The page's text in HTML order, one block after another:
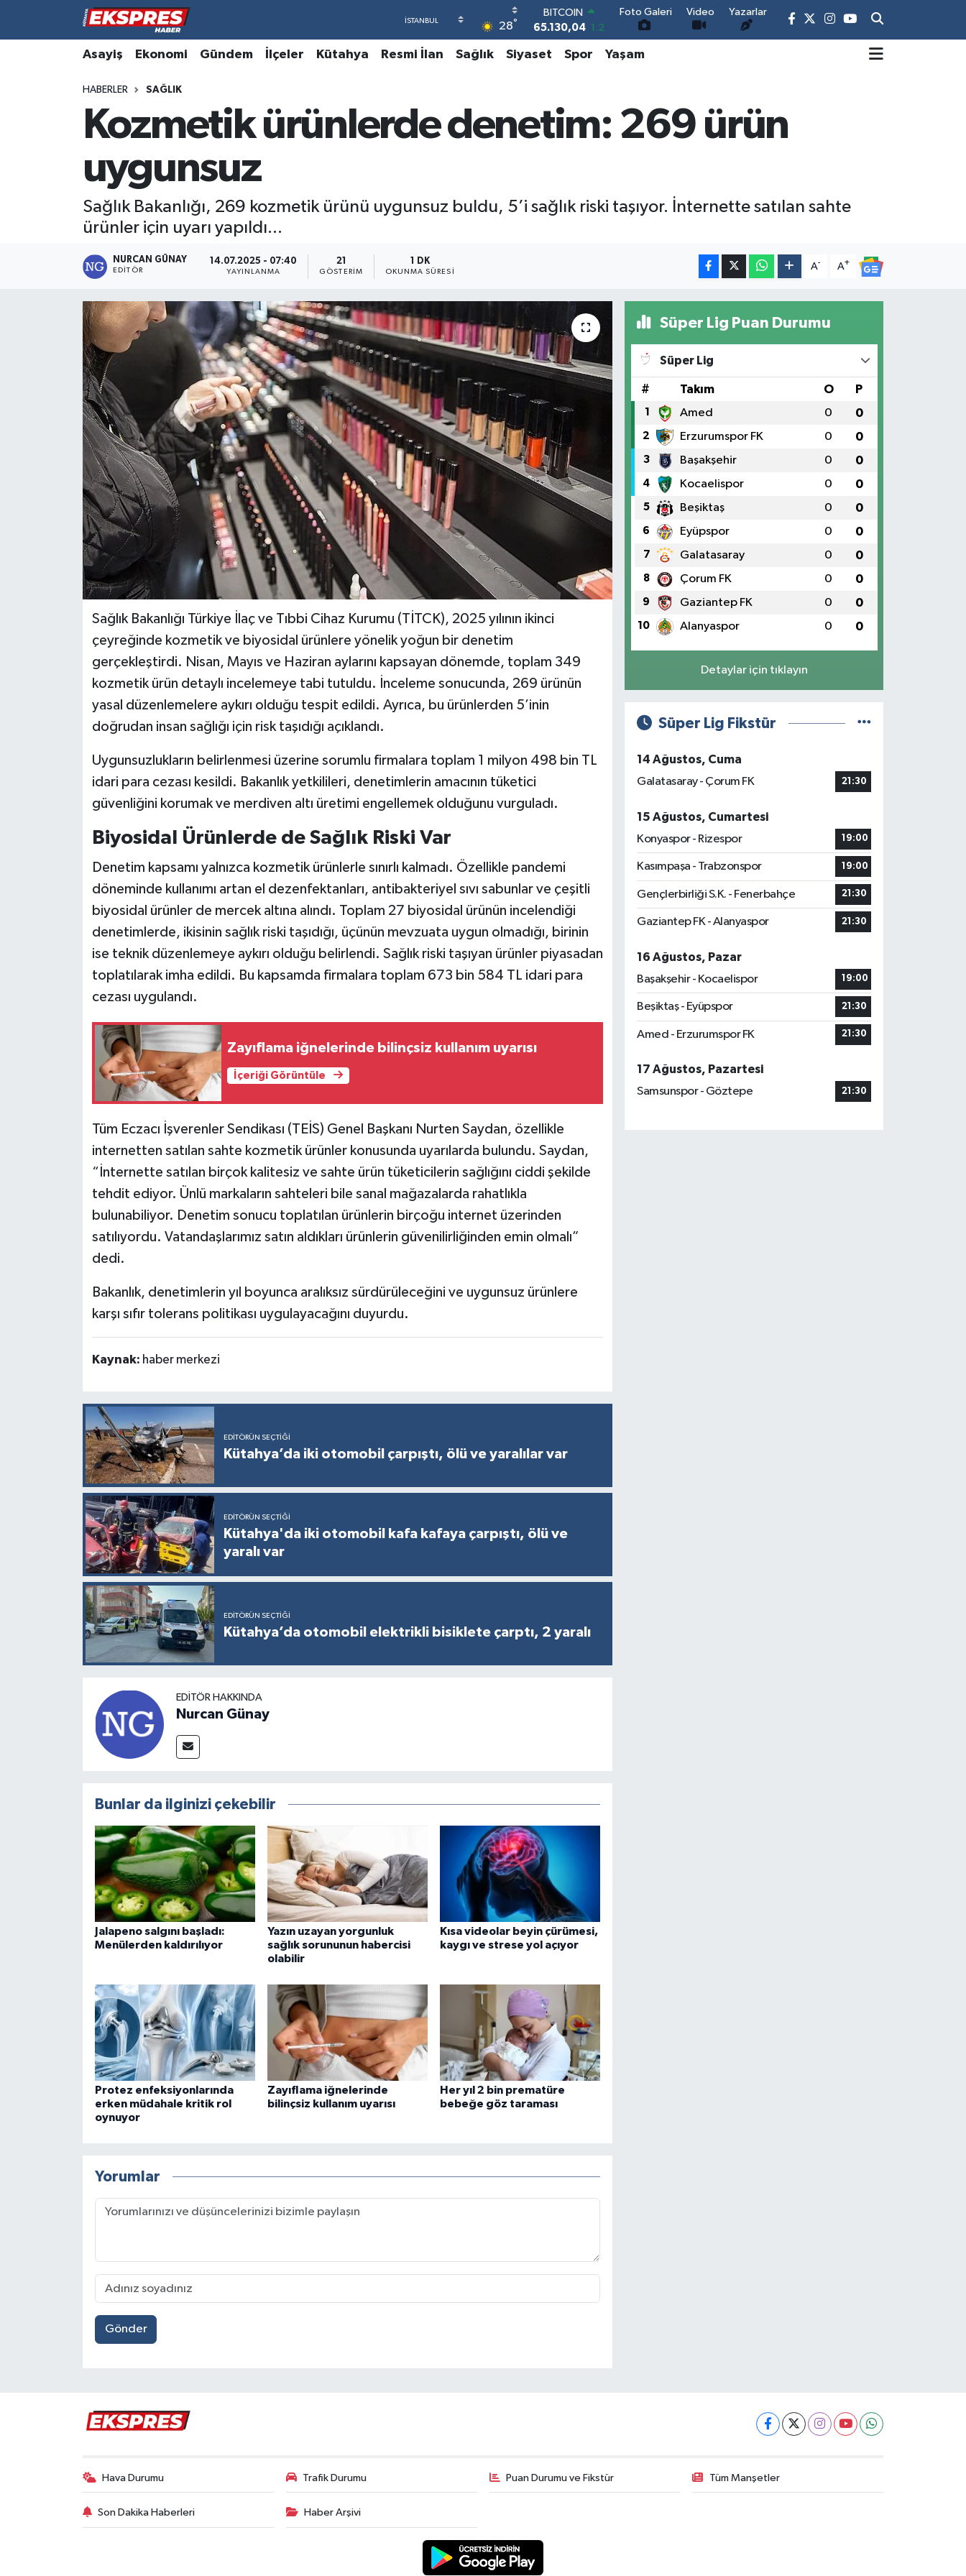
28°
BITCOIN
65.130,04 1.2
DOLAR
47,7106 0.17
64,4046 0.35
GRAM ALTIN
Foto Galeri Video Yazarlar
Asayiş Ekonomi Gündem İlçeler Kütahya Resmi İlan Sağlık Siyaset Spor Yaşam
HABERLER SAĞLIK
Kozmetik ürünlerde denetim: 269 ürün
uygunsuz
Sağlık Bakanlığı, 269 kozmetik ürünü uygunsuz buldu, 5’i sağlık riski taşıyor. İnternette satılan sahte
ürünler için uyarı yapıldı...
NURCAN GÜNAY
EDITÖR
14.07.2025 - 07:40
YAYINLANMA
21
GÖSTERIM
1 DK
OKUNMA SÜRESI
A- A+
Sağlık Bakanlığı Türkiye İlaç ve Tıbbi Cihaz Kurumu (TİTCK), 2025 yılının ikinci
çeyreğinde kozmetik ve biyosidal ürünlere yönelik yoğun bir denetim
gerçekleştirdi. Nisan, Mayıs ve Haziran aylarını kapsayan dönemde, toplam 349
kozmetik ürün detaylı incelemeye tabi tutuldu. İnceleme sonucunda, 269 ürünün
yasal düzenlemelere aykırı olduğu tespit edildi. Ayrıca, bu ürünlerden 5’inin
doğrudan insan sağlığı için risk taşıdığı açıklandı.
Uygunsuzlukların belirlenmesi üzerine sorumlu firmalara toplam 1 milyon 498 bin TL
idari para cezası kesildi. Bakanlık yetkilileri, denetimlerin amacının tüketici
güvenliğini korumak ve merdiven altı üretimi engellemek olduğunu vurguladı.
Biyosidal Ürünlerde de Sağlık Riski Var
Denetim kapsamı yalnızca kozmetik ürünlerle sınırlı kalmadı. Özellikle pandemi
döneminde kullanımı artan el dezenfektanları, antibakteriyel sıvı sabunlar ve çeşitli
biyosidal ürünler de mercek altına alındı. Toplam 27 biyosidal ürünün incelendiği
denetimlerde, ikisinin sağlık riski taşıdığı, üçünün mevzuata uygun olmadığı, birinin
ise teknik düzenlemeye aykırı olduğu belirlendi. Sağlık riski taşıyan ürünler piyasadan
toplatılarak imha edildi. Bu kapsamda firmalara toplam 673 bin 584 TL idari para
cezası uygulandı.
Zayıflama iğnelerinde bilinçsiz kullanım uyarısı
İçeriği Görüntüle
Tüm Eczacı İşverenler Sendikası (TEİS) Genel Başkanı Nurten Saydan, özellikle
internetten satılan sahte kozmetik ürünler konusunda uyarılarda bulundu. Saydan,
“İnternette satılan birçok kalitesiz ve sahte ürün tüketicilerin sağlığını ciddi şekilde
tehdit ediyor. Ünlü markaların sahteleri bile sanal mağazalarda rahatlıkla
bulunabiliyor. Denetim sonucu toplatılan ürünlerin birçoğu internet üzerinden
satılıyordu. Vatandaşlarımız satın aldıkları ürünlerin güvenilirliğinden emin olmalı”
dedi.
Bakanlık, denetimlerin yıl boyunca aralıksız sürdürüleceğini ve uygunsuz ürünlere
karşı sıfır tolerans politikası uygulayacağını duyurdu.
Kaynak: haber merkezi
EDITÖRÜN SEÇTIĞI
Kütahya’da iki otomobil çarpıştı, ölü ve yaralılar var
EDITÖRÜN SEÇTIĞI
Kütahya'da iki otomobil kafa kafaya çarpıştı, ölü ve
yaralı var
EDITÖRÜN SEÇTIĞI
Kütahya’da otomobil elektrikli bisiklete çarptı, 2 yaralı
EDITÖR HAKKINDA
Nurcan Günay
Bunlar da ilginizi çekebilir
Jalapeno salgını başladı:
Menülerden kaldırılıyor
Yazın uzayan yorgunluk
sağlık sorununun habercisi
olabilir
Kısa videolar beyin çürümesi,
kaygı ve strese yol açıyor
Protez enfeksiyonlarında
erken müdahale kritik rol
oynuyor
Zayıflama iğnelerinde
bilinçsiz kullanım uyarısı
Her yıl 2 bin prematüre
bebeğe göz taraması
Yorumlar
Gönder
Süper Lig Puan Durumu
Süper Lig
# Takım O P
1 Amed 0 0
2 Erzurumspor FK 0 0
3 Başakşehir 0 0
4 Kocaelispor 0 0
5 Beşiktaş 0 0
6 Eyüpspor 0 0
7 Galatasaray 0 0
8 Çorum FK 0 0
9 Gaziantep FK 0 0
10 Alanyaspor 0 0
Detaylar için tıklayın
Süper Lig Fikstür
14 Ağustos, Cuma
Galatasaray - Çorum FK
21:30
15 Ağustos, Cumartesi
Konyaspor - Rizespor
19:00
Kasımpaşa - Trabzonspor 19:00
Gençlerbirliği S.K. - Fenerbahçe 21:30
Gaziantep FK - Alanyaspor 21:30
16 Ağustos, Pazar
Başakşehir - Kocaelispor
19:00
Beşiktaş - Eyüpspor 21:30
Amed - Erzurumspor FK 21:30
17 Ağustos, Pazartesi
Samsunspor - Göztepe
21:30
Hava Durumu Trafik Durumu Puan Durumu ve Fikstür Tüm Manşetler
Son Dakika Haberleri Haber Arşivi
Altıntaş
Aslanapa
Biyografiler
Domaniç
Dumlupınar
Ekonomi
Foto Galeri
Köşe Yazıları
Otomobil
Resmi İlan
Teknoloji
Video Galeri
Yemek Tarifleri
Hava Durumu
Trafik Durumu
Süper Lig Puan Durumu ve Fikstür
Tüm Manşetler
Son Dakika Haberleri